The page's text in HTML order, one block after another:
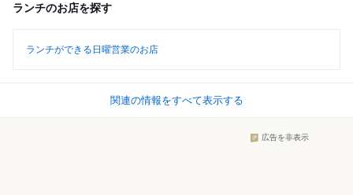
ランチのお店を探す
ランチができる日曜営業のお店
関連の情報をすべて表示する
広告を非表示